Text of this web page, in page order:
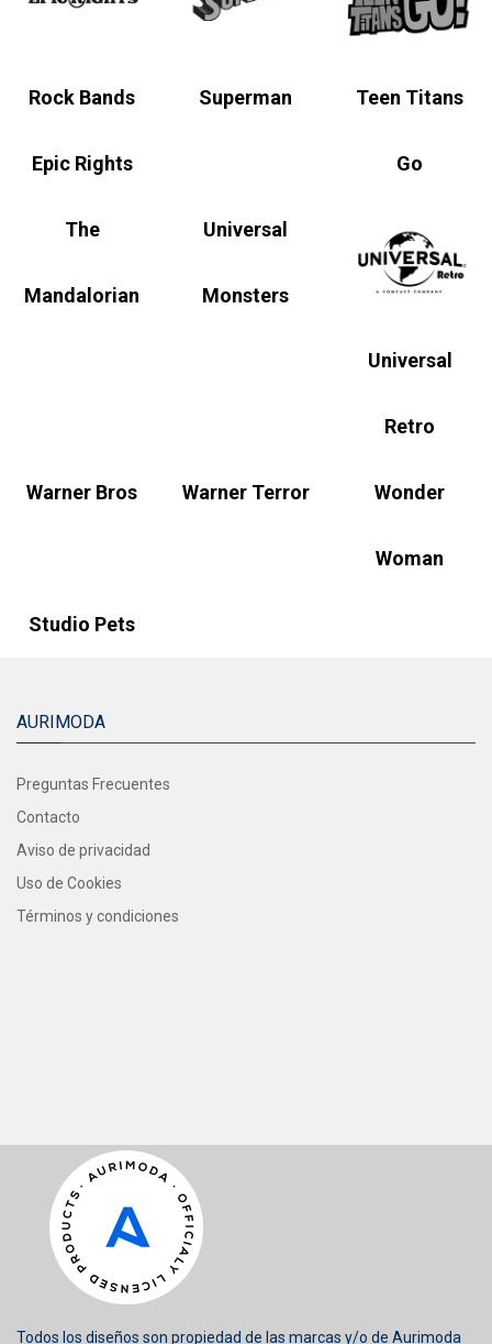
Rock Bands
Epic Rights
Superman Teen Titans
Go
The
Mandalorian
Universal
Monsters
Universal
Retro
Warner Bros Warner Terror Wonder
Woman
Studio Pets
AURIMODA
Preguntas Frecuentes
Contacto
Aviso de privacidad
Uso de Cookies
Términos y condiciones
Todos los diseños son propiedad de las marcas y/o de Aurimoda